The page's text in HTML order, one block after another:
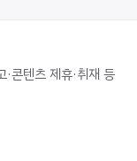
콘텐츠 제휴·취재 등